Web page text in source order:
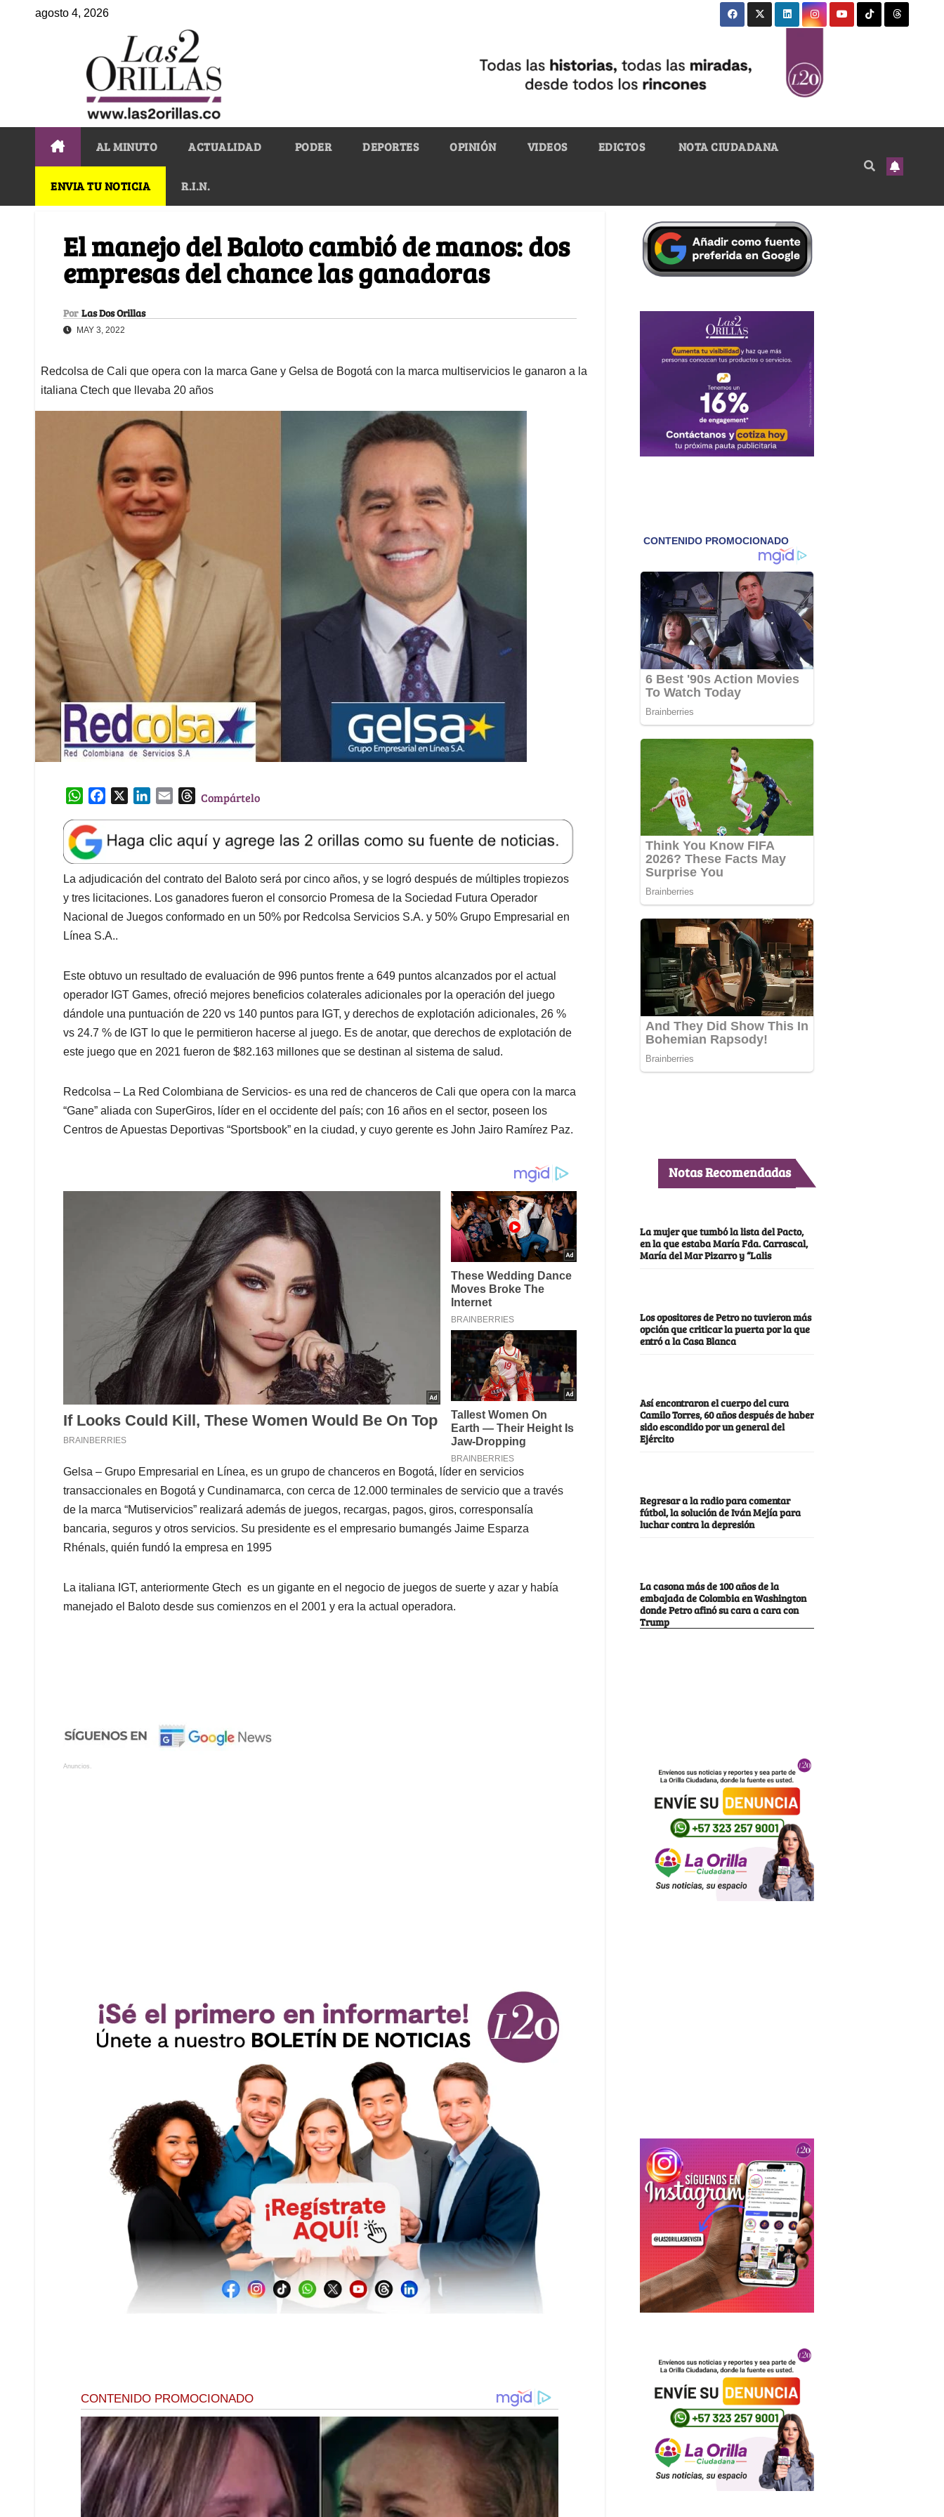
agosto 4, 2026
AL MINUTO ACTUALIDAD PODER DEPORTES OPINIÓN VIDEOS EDICTOS NOTA CIUDADANA
ENVIA TU NOTICIA R.I.N.
El manejo del Baloto cambió de manos: dos
empresas del chance las ganadoras
Por Las Dos Orillas
MAY 3, 2022
Redcolsa de Cali que opera con la marca Gane y Gelsa de Bogotá con la marca multiservicios le ganaron a la
italiana Ctech que llevaba 20 años
W
a
t
s
A
p
p
e
b
o
o
k
k
e
d
n
l
T
e
a
d
s
Compártelo
La adjudicación del contrato del Baloto será por cinco años, y se logró después de múltiples tropiezos
y tres licitaciones. Los ganadores fueron el consorcio Promesa de la Sociedad Futura Operador
Nacional de Juegos conformado en un 50% por Redcolsa Servicios S.A. y 50% Grupo Empresarial en
Línea S.A..
Este obtuvo un resultado de evaluación de 996 puntos frente a 649 puntos alcanzados por el actual
operador IGT Games, ofreció mejores beneficios colaterales adicionales por la operación del juego
dándole una puntuación de 220 vs 140 puntos para IGT, y derechos de explotación adicionales, 26 %
vs 24.7 % de IGT lo que le permitieron hacerse al juego. Es de anotar, que derechos de explotación de
este juego que en 2021 fueron de $82.163 millones que se destinan al sistema de salud.
Redcolsa – La Red Colombiana de Servicios- es una red de chanceros de Cali que opera con la marca
“Gane” aliada con SuperGiros, líder en el occidente del país; con 16 años en el sector, poseen los
Centros de Apuestas Deportivas “Sportsbook” en la ciudad, y cuyo gerente es John Jairo Ramírez Paz.
Gelsa – Grupo Empresarial en Línea, es un grupo de chanceros en Bogotá, líder en servicios
transaccionales en Bogotá y Cundinamarca, con cerca de 12.000 terminales de servicio que a través
de la marca “Mutiservicios” realizará además de juegos, recargas, pagos, giros, corresponsalía
bancaria, seguros y otros servicios. Su presidente es el empresario bumangés Jaime Esparza
Rhénals, quién fundó la empresa en 1995
La italiana IGT, anteriormente Gtech es un gigante en el negocio de juegos de suerte y azar y había
manejado el Baloto desde sus comienzos en el 2001 y era la actual operadora.
Anuncios.
Notas Recomendadas
La mujer que tumbó la lista del Pacto,
en la que estaba María Fda. Carrascal,
María del Mar Pizarro y “Lalis
Los opositores de Petro no tuvieron más
opción que criticar la puerta por la que
entró a la Casa Blanca
Así encontraron el cuerpo del cura
Camilo Torres, 60 años después de haber
sido escondido por un general del
Ejército
Regresar a la radio para comentar
fútbol, la solución de Iván Mejía para
luchar contra la depresión
La casona más de 100 años de la
embajada de Colombia en Washington
donde Petro afinó su cara a cara con
Trump